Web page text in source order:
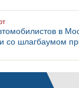
в
со шлагбаумом